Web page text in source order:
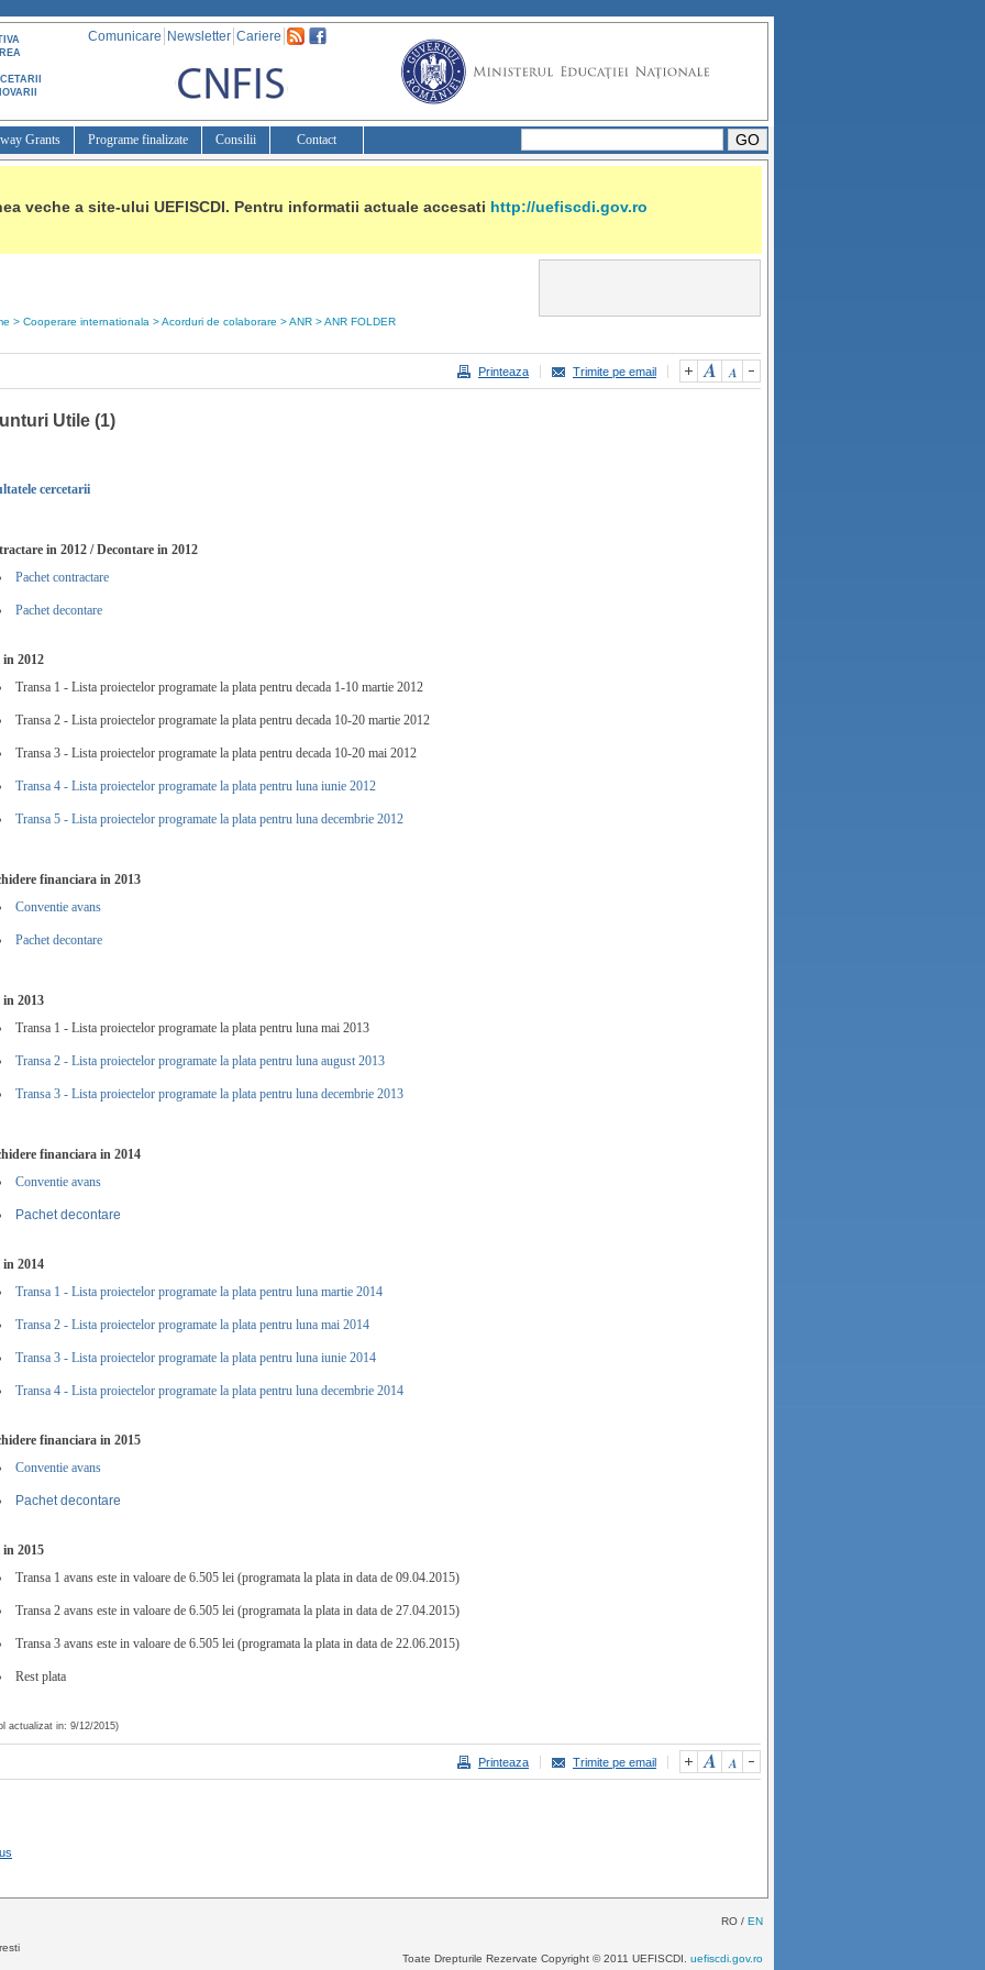
Comunicare Newsletter Cariere
Grants Programe finalizate Consilii Contact
veche a site-ului UEFISCDI. Pentru informatii actuale accesati http://uefiscdi.gov.ro
> Cooperare internationala > Acorduri de colaborare > ANR > ANR FOLDER
Trimite pe email
Printeaza
Utile (1)
cercetarii
in 2012 / Decontare in 2012
Pachet contractare
Pachet decontare
in 2012
Transa 1 - Lista proiectelor programate la plata pentru decada 1-10 martie 2012
Transa 2 - Lista proiectelor programate la plata pentru decada 10-20 martie 2012
Transa 3 - Lista proiectelor programate la plata pentru decada 10-20 mai 2012
Transa 4 - Lista proiectelor programate la plata pentru luna iunie 2012
Transa 5 - Lista proiectelor programate la plata pentru luna decembrie 2012
financiara in 2013
Conventie avans
Pachet decontare
in 2013
Transa 1 - Lista proiectelor programate la plata pentru luna mai 2013
Transa 2 - Lista proiectelor programate la plata pentru luna august 2013
Transa 3 - Lista proiectelor programate la plata pentru luna decembrie 2013
financiara in 2014
Conventie avans
Pachet decontare
in 2014
Transa 1 - Lista proiectelor programate la plata pentru luna martie 2014
Transa 2 - Lista proiectelor programate la plata pentru luna mai 2014
Transa 3 - Lista proiectelor programate la plata pentru luna iunie 2014
Transa 4 - Lista proiectelor programate la plata pentru luna decembrie 2014
financiara in 2015
Conventie avans
Pachet decontare
in 2015
Transa 1 avans este in valoare de 6.505 lei (programata la plata in data de 09.04.2015)
Transa 2 avans este in valoare de 6.505 lei (programata la plata in data de 27.04.2015)
Transa 3 avans este in valoare de 6.505 lei (programata la plata in data de 22.06.2015)
Rest plata
actualizat in: 9/12/2015)
Trimite pe email
Printeaza
RO / EN
Toate Drepturile Rezervate Copyright © 2011 UEFISCDI. uefiscdi.gov.ro